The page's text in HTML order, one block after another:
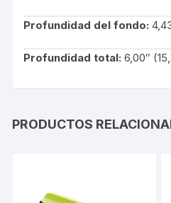
Profundidad del fondo:
Profundidad total: 6,00″
PRODUCTOS